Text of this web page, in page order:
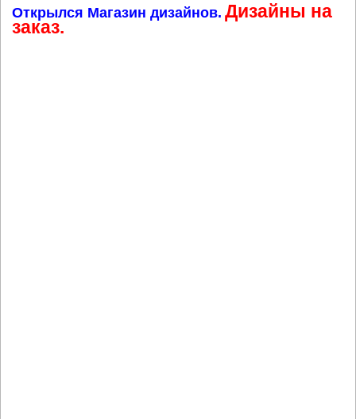
Открылся Магазин дизайнов. Дизайны на
заказ.